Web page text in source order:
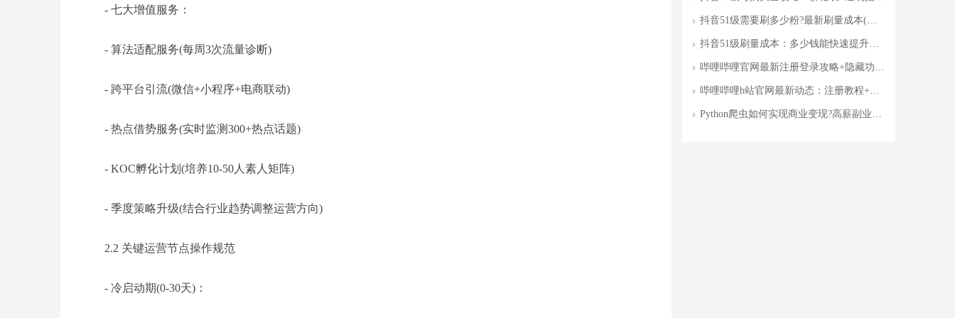
- 七大增值服务：
- 算法适配服务(每周3次流量诊断)
- 跨平台引流(微信+小程序+电商联动)
- 热点借势服务(实时监测300+热点话题)
- KOC孵化计划(培养10-50人素人矩阵)
- 季度策略升级(结合行业趋势调整运营方向)
2.2 关键运营节点操作规范
- 冷启动期(0-30天)：
抖音51级需要刷多少粉?最新刷量成本(附避坑指南)
抖音51级刷量成本：多少钱能快速提升账号权重?附避坑指南
哔哩哔哩官网最新注册登录攻略+隐藏功能全保姆级教程
哔哩哔哩b站官网最新动态：注册教程+福利活动全攻略，如何快速成为大会员?
Python爬虫如何实现商业变现?高薪副业实战指南